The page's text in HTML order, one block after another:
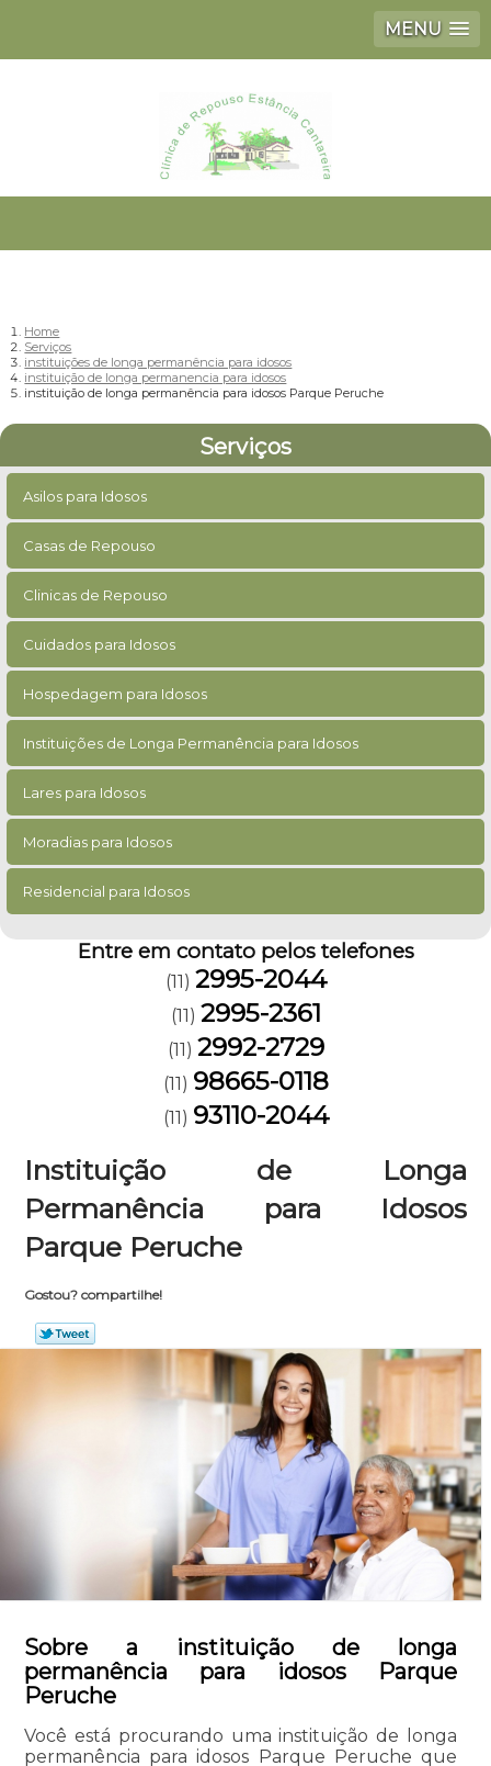
MENU
Home
Serviços
instituições de longa permanência para idosos
instituição de longa permanencia para idosos
instituição de longa permanência para idosos Parque Peruche
Serviços
Asilos para Idosos
Casas de Repouso
Clinicas de Repouso
Cuidados para Idosos
Hospedagem para Idosos
Instituições de Longa Permanência para Idosos
Lares para Idosos
Moradias para Idosos
Residencial para Idosos
Entre em contato pelos telefones
(11) 2995-2044
(11) 2995-2361
(11) 2992-2729
(11) 98665-0118
(11) 93110-2044
Instituição de Longa
Permanência para Idosos
Parque Peruche
Gostou? compartilhe!
Sobre a instituição de longa
permanência para idosos Parque
Peruche
Você está procurando uma instituição de longa
permanência para idosos Parque Peruche que